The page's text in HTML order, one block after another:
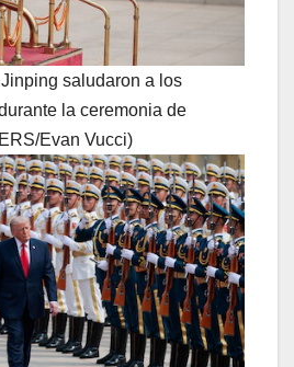
saludaron a los
la ceremonia de
Evan Vucci)